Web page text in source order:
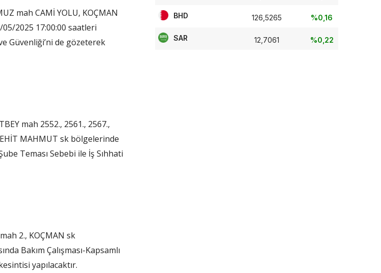
mah CAMİ YOLU, KOÇMAN
2025 17:00:00 saatleri
Güvenliği’ni de gözeterek
mah 2552., 2561., 2567.,
MAHMUT sk bölgelerinde
Teması Sebebi ile İş Sıhhati
2., KOÇMAN sk
Bakım Çalışması-Kapsamlı
yapılacaktır.
BHD 126,5265 %0,16
SAR 12,7061 %0,22